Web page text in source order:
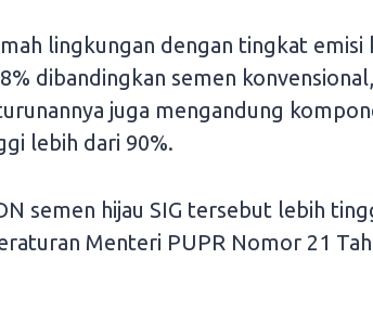
lingkungan dengan tingkat
dibandingkan semen
juga mengandung
lebih dari 90%.
semen hijau SIG tersebut lebih
Menteri PUPR Nomor 21